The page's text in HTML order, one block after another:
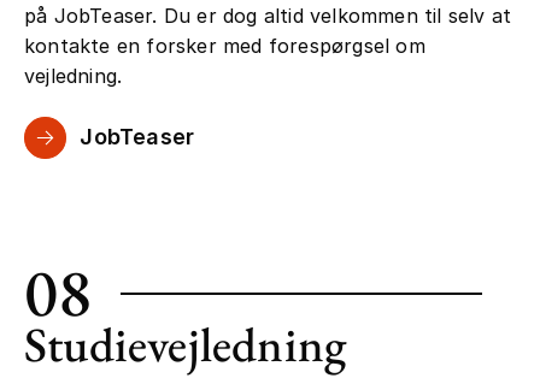
på JobTeaser. Du er dog altid velkommen til selv at
kontakte en forsker med forespørgsel om
vejledning.
JobTeaser
08
Studievejledning